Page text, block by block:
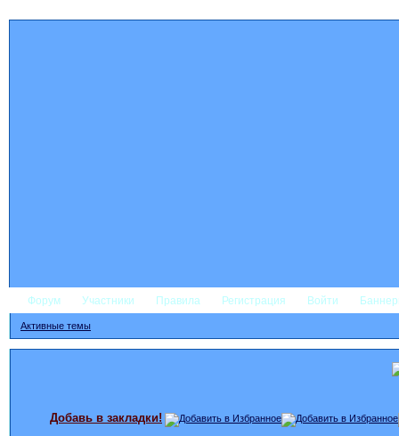
Форум Участники Правила Регистрация Войти
Активные темы
Добавь в закладки!